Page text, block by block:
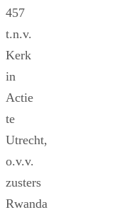
457
t.n.v.
Kerk
in
Actie
te
Utrecht,
o.v.v.
zusters
Rwanda